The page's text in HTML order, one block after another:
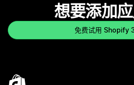
想要添加应
免费试用 Shopify